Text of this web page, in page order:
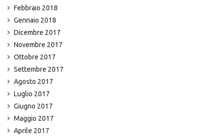
Febbraio 2018
Gennaio 2018
Dicembre 2017
Novembre 2017
Ottobre 2017
Settembre 2017
Agosto 2017
Luglio 2017
Giugno 2017
Maggio 2017
Aprile 2017